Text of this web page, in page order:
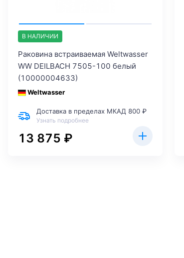
В НАЛИЧИИ
Раковина встраиваемая Weltwasser
WW DEILBACH 7505-100 белый
(10000004633)
Weltwasser
Доставка в пределах МКАД 800 ₽
Узнать подробнее
13 875 ₽